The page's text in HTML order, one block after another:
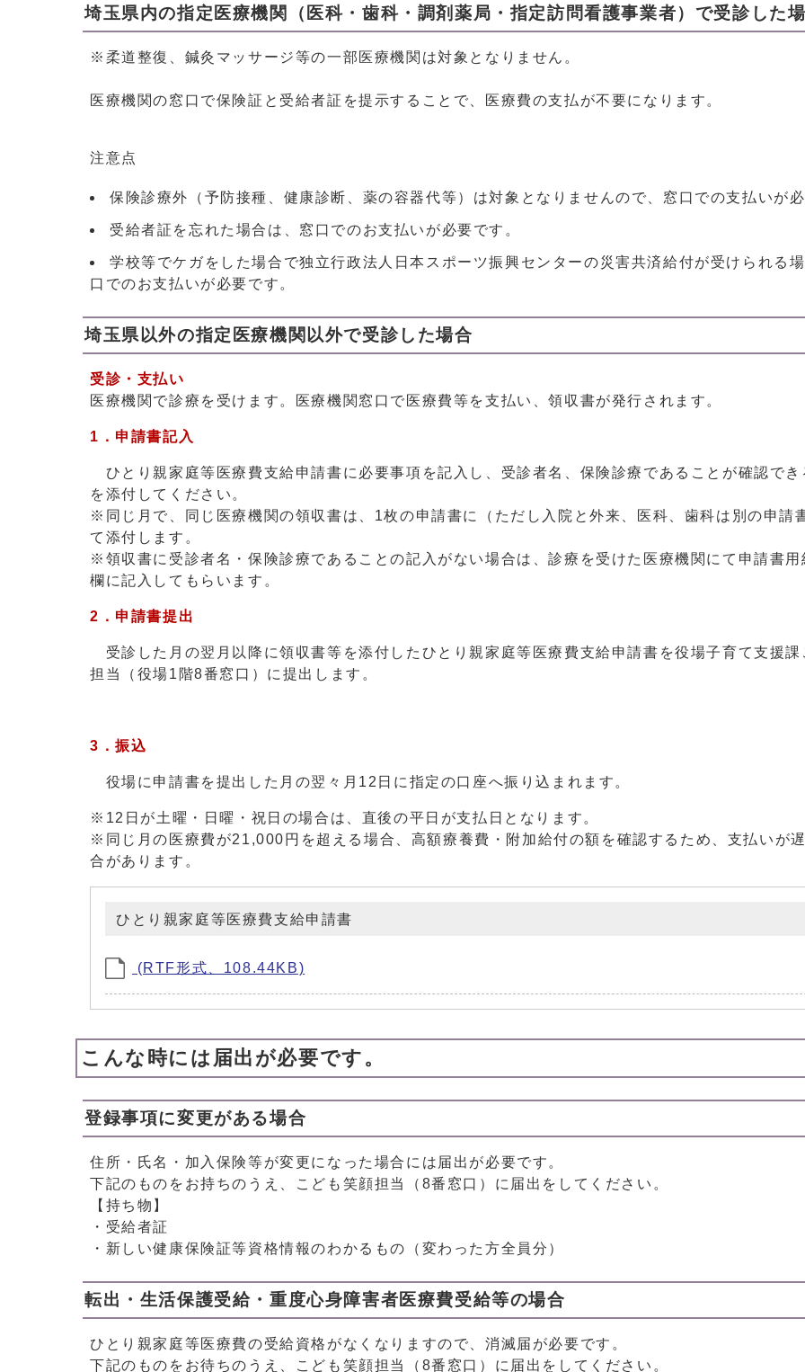
埼玉県内の指定医療機関（医科・歯科・調剤薬局・指定訪問看護事業者）で受診した
※柔道整復、鍼灸マッサージ等の一部医療機関は対象となりません。
医療機関の窓口で保険証と受給者証を提示することで、医療費の支払が不要になります。
注意点
保険診療外（予防接種、健康診断、薬の容器代等）は対象となりませんので、窓口での支払いが必
受給者証を忘れた場合は、窓口でのお支払いが必要です。
学校等でケガをした場合で独立行政法人日本スポーツ振興センターの災害共済給付が受けられる
口でのお支払いが必要です。
埼玉県以外の指定医療機関以外で受診した場合
受診・支払い
医療機関で診療を受けます。医療機関窓口で医療費等を支払い、領収書が発行されます。
1．申請書記入
ひとり親家庭等医療費支給申請書に必要事項を記入し、受診者名、保険診療であることが確認でき
を添付してください。
※同じ月で、同じ医療機関の領収書は、1枚の申請書に（ただし入院と外来、医科、歯科は別の申請
て添付します。
※領収書に受診者名・保険診療であることの記入がない場合は、診療を受けた医療機関にて申請書用
欄に記入してもらいます。
2．申請書提出
受診した月の翌月以降に領収書等を添付したひとり親家庭等医療費支給申請書を役場子育て支援課
担当（役場1階8番窓口）に提出します。
3．振込
役場に申請書を提出した月の翌々月12日に指定の口座へ振り込まれます。
※12日が土曜・日曜・祝日の場合は、直後の平日が支払日となります。
※同じ月の医療費が21,000円を超える場合、高額療養費・附加給付の額を確認するため、支払いが
合があります。
ひとり親家庭等医療費支給申請書
(RTF形式、108.44KB)
こんな時には届出が必要です。
登録事項に変更がある場合
住所・氏名・加入保険等が変更になった場合には届出が必要です。
下記のものをお持ちのうえ、こども笑顔担当（8番窓口）に届出をしてください。
【持ち物】
・受給者証
・新しい健康保険証等資格情報のわかるもの（変わった方全員分）
転出・生活保護受給・重度心身障害者医療費受給等の場合
ひとり親家庭等医療費の受給資格がなくなりますので、消滅届が必要です。
下記のものをお待ちのうえ、こども笑顔担当（8番窓口）に届出をしてください。